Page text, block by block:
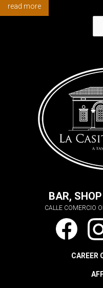
read more
BAR,
CALLE COMERCIO
CAREER